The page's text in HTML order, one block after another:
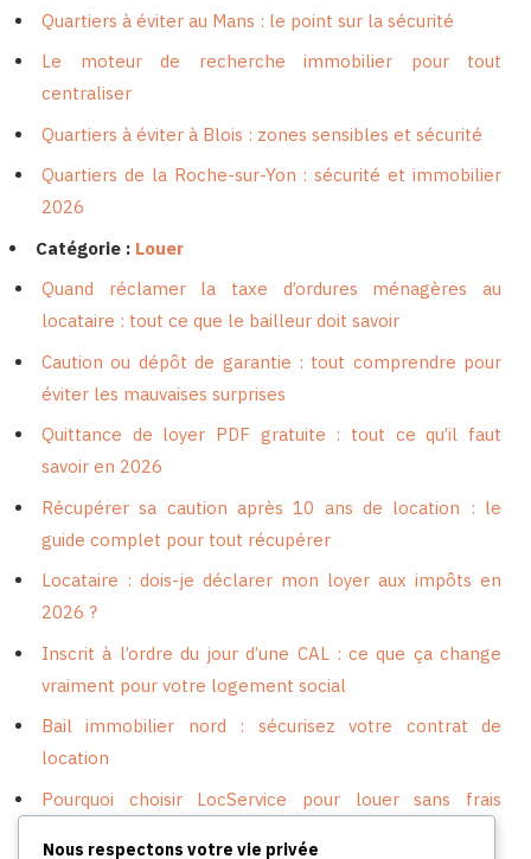
Quartiers à éviter au Mans : le point sur la sécurité
Le moteur de recherche immobilier pour tout
centraliser
Quartiers à éviter à Blois : zones sensibles et sécurité
Quartiers de la Roche-sur-Yon : sécurité et immobilier
2026
Catégorie : Louer
Quand réclamer la taxe d’ordures ménagères au
locataire : tout ce que le bailleur doit savoir
Caution ou dépôt de garantie : tout comprendre pour
éviter les mauvaises surprises
Quittance de loyer PDF gratuite : tout ce qu’il faut
savoir en 2026
Récupérer sa caution après 10 ans de location : le
guide complet pour tout récupérer
Locataire : dois-je déclarer mon loyer aux impôts en
2026 ?
Inscrit à l’ordre du jour d’une CAL : ce que ça change
vraiment pour votre logement social
Bail immobilier nord : sécurisez votre contrat de
location
Pourquoi choisir LocService pour louer sans frais
Nous respectons votre vie privée